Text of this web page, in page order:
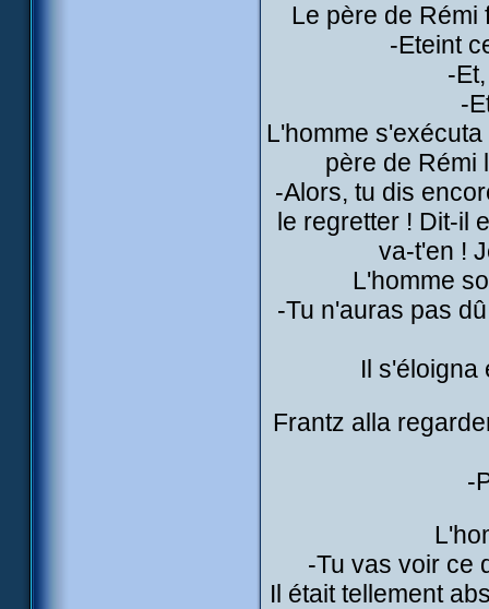
Le père de Rémi
-Eteint
-
-
L'homme
père de Rémi
-Alors, tu dis
le regretter ! Dit-il
va-t'en !
L'homme
-Tu n'auras pas
Il s'éloigna
Frantz alla
-
-Tu vas voir ce
Il était tellement